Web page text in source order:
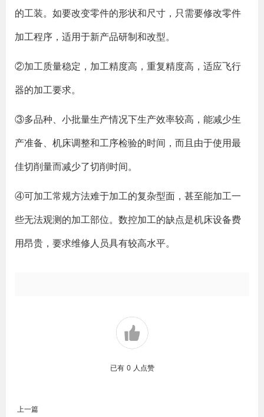
的工装。如要改变零件的形状和尺寸，只需要修改零件
加工程序，适用于新产品研制和改型。
②加工质量稳定，加工精度高，重复精度高，适应飞行
器的加工要求。
③多品种、小批量生产情况下生产效率较高，能减少生
产准备、机床调整和工序检验的时间，而且由于使用最
佳切削量而减少了切削时间。
④可加工常规方法难于加工的复杂型面，甚至能加工一
些无法观测的加工部位。数控加工的缺点是机床设备费
用昂贵，要求维修人员具有较高水平。
已有 0 人点赞
上一篇